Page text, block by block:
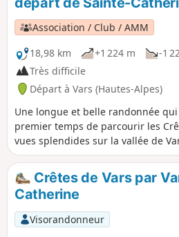
Association / Club / AMM
18,98 km
+1 224 m -1
Très difficile
Départ à Vars (Hautes-Alpes)
Une longue et belle randonnée
premier temps de parcourir les
vues splendides sur la vallée de
d'Escreins de l'autre. En ouvrant
admirer des edelweiss à la fin des
temps, vous rejoindrez le Vallon
Col de Sérenne qui surplombe le
par un sentier en balcon vous
panorama.
Crêtes de Vars par
Catherine
Visorandonneur